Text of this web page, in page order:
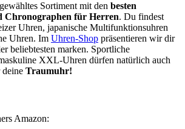
Sortiment mit den besten
Chronographen für Herren. Du findest
Uhren, japanische Multifunktionsuhren
Uhren. Im Uhren-Shop präsentieren wir dir
beliebtesten marken. Sportliche
XXL-Uhren dürfen natürlich auch
Traumuhr!
Amazon: